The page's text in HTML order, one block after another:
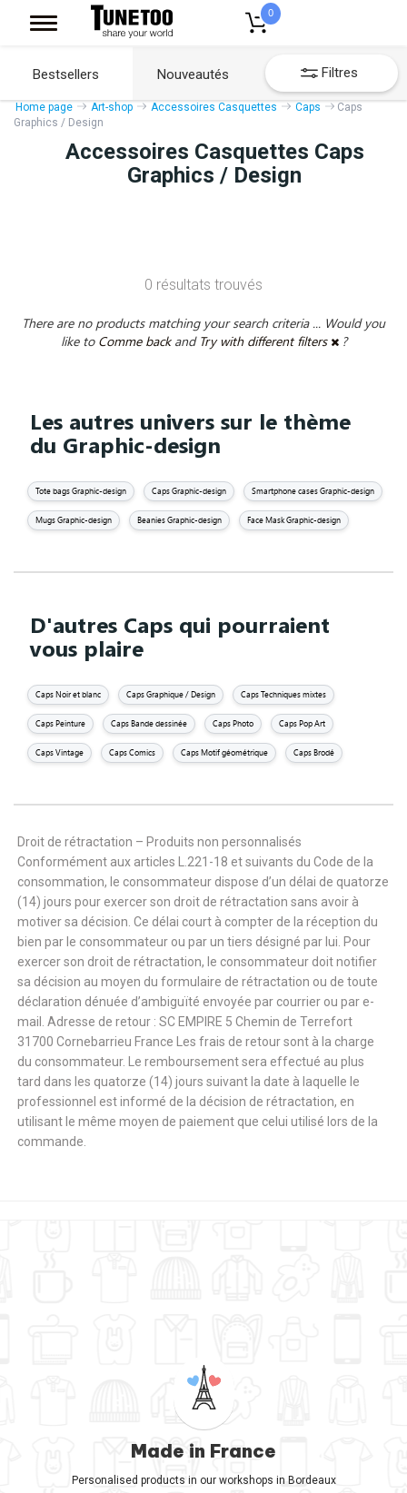
0
Bestsellers Nouveautés Filtres
Home page Art-shop Accessoires Casquettes Caps
Caps
Graphics / Design
Accessoires Casquettes Caps
Graphics / Design
0 résultats trouvés
There are no products matching your search criteria ... Would you
like to Comme back and Try with different filters ?
Les autres univers sur le thème
du Graphic-design
Tote bags Graphic-design Caps Graphic-design Smartphone cases Graphic-design
Mugs Graphic-design Beanies Graphic-design Face Mask Graphic-design
D'autres Caps qui pourraient
vous plaire
Caps Noir et blanc Caps Graphique / Design Caps Techniques mixtes
Caps Peinture Caps Bande dessinée Caps Photo Caps Pop Art
Caps Vintage Caps Comics Caps Motif géométrique Caps Brodé
Droit de rétractation – Produits non personnalisés
Conformément aux articles L.221-18 et suivants du Code de la
consommation, le consommateur dispose d’un délai de quatorze
(14) jours pour exercer son droit de rétractation sans avoir à
motiver sa décision. Ce délai court à compter de la réception du
bien par le consommateur ou par un tiers désigné par lui. Pour
exercer son droit de rétractation, le consommateur doit notifier
sa décision au moyen du formulaire de rétractation ou de toute
déclaration dénuée d’ambiguïté envoyée par courrier ou par e-
mail. Adresse de retour : SC EMPIRE 5 Chemin de Terrefort
31700 Cornebarrieu France Les frais de retour sont à la charge
du consommateur. Le remboursement sera effectué au plus
tard dans les quatorze (14) jours suivant la date à laquelle le
professionnel est informé de la décision de rétractation, en
utilisant le même moyen de paiement que celui utilisé lors de la
commande.
Made in France
Personalised products in our workshops in Bordeaux